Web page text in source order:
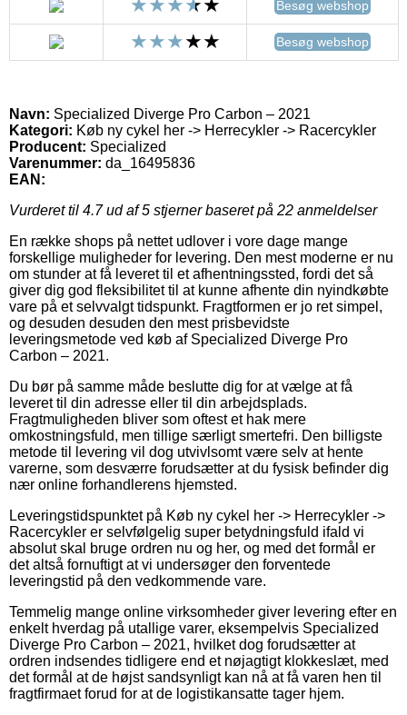
Besøg webshop
Besøg webshop
Navn: Specialized Diverge Pro Carbon – 2021
Kategori: Køb ny cykel her -> Herrecykler -> Racercykler
Producent: Specialized
Varenummer: da_16495836
EAN:
Vurderet til 4.7ud af 5 stjerner baseret på 22 anmeldelser
En række shops på nettet udlover i vore dage mange
forskellige muligheder for levering. Den mest moderne er nu
om stunder at få leveret til et afhentningssted, fordi det så
giver dig god fleksibilitet til at kunne afhente din nyindkøbte
vare på et selvvalgt tidspunkt. Fragtformen er jo ret simpel,
og desuden desuden den mest prisbevidste
leveringsmetode ved køb af Specialized Diverge Pro
Carbon – 2021.
Du bør på samme måde beslutte dig for at vælge at få
leveret til din adresse eller til din arbejdsplads.
Fragtmuligheden bliver som oftest et hak mere
omkostningsfuld, men tillige særligt smertefri. Den billigste
metode til levering vil dog utvivlsomt være selv at hente
varerne, som desværre forudsætter at du fysisk befinder dig
nær online forhandlerens hjemsted.
Leveringstidspunktet på Køb ny cykel her -> Herrecykler ->
Racercykler er selvfølgelig super betydningsfuld ifald vi
absolut skal bruge ordren nu og her, og med det formål er
det altså fornuftigt at vi undersøger den forventede
leveringstid på den vedkommende vare.
Temmelig mange online virksomheder giver levering efter en
enkelt hverdag på utallige varer, eksempelvis Specialized
Diverge Pro Carbon – 2021, hvilket dog forudsætter at
ordren indsendes tidligere end et nøjagtigt klokkeslæt, med
det formål at de højst sandsynligt kan nå at få varen hen til
fragtfirmaet forud for at de logistikansatte tager hjem.